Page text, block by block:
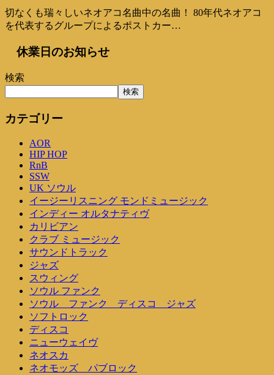
切なくも瑞々しいネオアコ名曲中の名曲！ 80年代ネオアコ
を代表するグループによるポストカー…
休業日のお知らせ
検索
検索
カテゴリー
AOR
HIP HOP
RnB
SSW
UK ソウル
イージーリスニング モンドミュージック
インディー オルタナティヴ
カリビアン
クラブ ミュージック
サウンドトラック
ジャズ
スウィング
ソウル ファンク
ソウル ファンク ディスコ ジャズ
ソフトロック
ディスコ
ニューウェイヴ
ネオスカ
ネオモッズ パブロック